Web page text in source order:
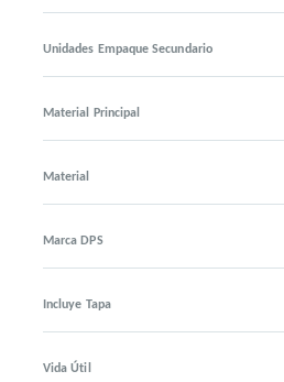
Unidades Empaque Secundario
Material Principal
Material
Marca DPS
Incluye Tapa
Vida Útil